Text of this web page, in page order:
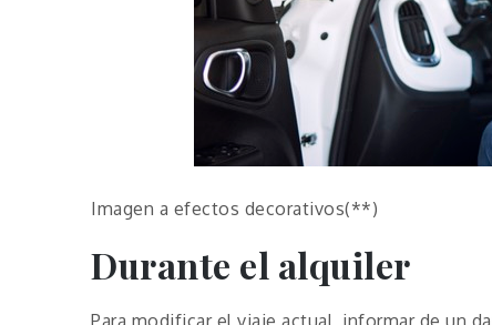
Imagen a efectos decorativos(**)
Durante el alquiler
Para modificar el viaje actual, informar de un